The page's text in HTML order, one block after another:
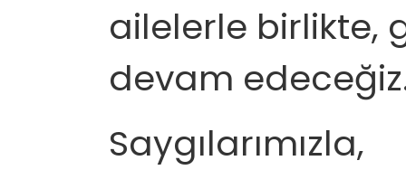
ailelerle birlikte,
devam
Saygılarımızla,